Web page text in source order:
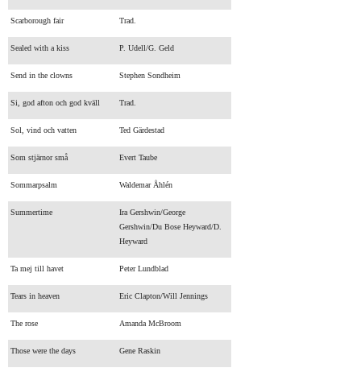
Scarborough fair Trad.
Sealed with a kiss P. Udell/G. Geld
Send in the clowns Stephen Sondheim
Si, god afton och god kväll Trad.
Sol, vind och vatten Ted Gärdestad
Som stjärnor små Evert Taube
Sommarpsalm Waldemar Åhlén
Summertime
Ira Gershwin/George
Gershwin/Du Bose Heyward/D.
Heyward
Ta mej till havet Peter Lundblad
Tears in heaven Eric Clapton/Will Jennings
The rose Amanda McBroom
Those were the days Gene Raskin